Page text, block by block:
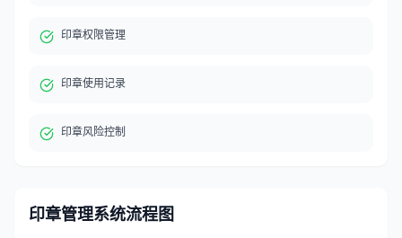
印章权限管理
印章使用记录
印章风险控制
印章管理系统流程图